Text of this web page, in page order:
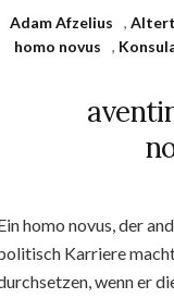
Adam Afzelius ,
homo novus
,
homo novus, der
Karriere
wenn er